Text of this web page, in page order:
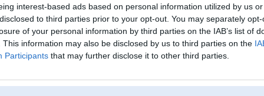
interest-based ads based on personal information utilized by us
to third parties prior to your opt-out. You may separately
of your personal information by third parties on the IAB’s list of
This information may also be disclosed by us to third parties on the
Participants that may further disclose it to other third parties.
Lietotājvārds:
maicins
Pilsēta:
Rīga
Braucu ar:
Ziņojumi forumā:
123